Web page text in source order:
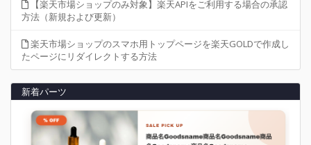
【楽天市場ショップのみ対象】楽天APIをご利用する場合の承認
方法（新規および更新）
楽天市場ショップのスマホ用トップページを楽天GOLDで作成し
たページにリダイレクトする方法
新着パーツ